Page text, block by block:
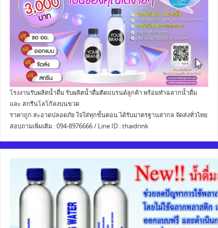
โรงงานรับผลิตน้ำดื่ม รับผลิตน้ำดื่มติดแบรนด์ลูกค้า พร้อมทำฉลากน้ำดื่ม
และ สกรีนโลโก้ลงบนขวด
ราคาถูก สะอาดปลอดภัย ใจใส่ทุกขั้นตอน ได้รับมาตรฐานสากล จัดส่งทั่วไทย
สอบถามเพิ่มเติม : 094-8976666 / Line ID : thaidrink